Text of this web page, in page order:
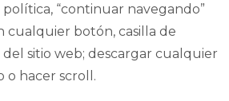
“continuar navegando”
cualquier botón, casilla de
sitio web; descargar cualquier
o hacer scroll .